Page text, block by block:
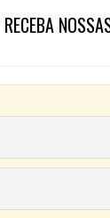
RECEBA